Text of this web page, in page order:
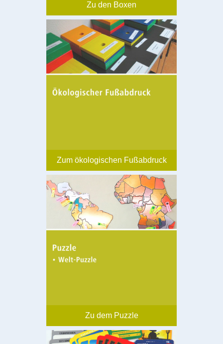
Zu den Boxen
Zum ökologischen Fußabdruck
Zu dem Puzzle